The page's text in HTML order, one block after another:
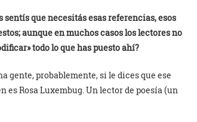
sentís que necesitás esas referencias, esos
aunque en muchos casos los lectores no
todo lo que has puesto ahí?
gente, probablemente, si le dices que ese
es Rosa Luxembug. Un lector de poesía (un